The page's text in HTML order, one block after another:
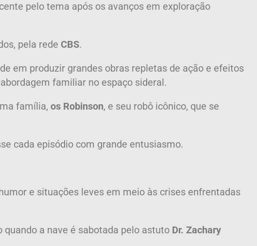
pelo tema após os avanços em exploração
pela rede CBS.
em produzir grandes obras repletas de ação e efeitos
familiar no espaço sideral.
família, os Robinson, e seu robô icônico, que se
cada episódio com grande entusiasmo.
e situações leves em meio às crises enfrentadas
a nave é sabotada pelo astuto Dr. Zachary